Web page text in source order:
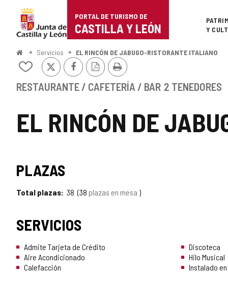
Portal
de
Turismo
Castilla
León
PORTAL DE TURISMO DE
CASTILLA Y LEÓN
Y
InicioServicios EL RINCÓN DE JABUGO-RISTORANTE ITALIANO
EL RINCÓN DE
Añadir/quitar
mis
X FacebookVersión
PDF
Imprimir
RESTAURANTE / CAFETERÍA / BAR 2 TENEDORES
PLAZAS
Total plazas 38 38 plazas en mesa
SERVICIOS
Admite Tarjeta de Crédito
Aire Acondicionado
Calefacción
Discoteca
Hilo Musical
Instalado